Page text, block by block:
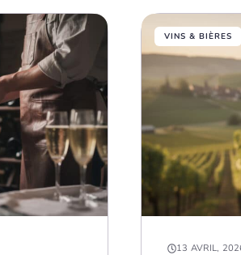
VINS & BIÈRES
13 AVRIL,